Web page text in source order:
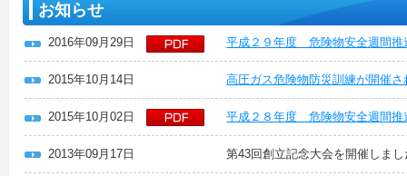
お知らせ
2016年09月29日 平成２９年度 危険物安全週間推
2015年10月14日 高圧ガス危険物防災訓練が開催さ
2015年10月02日 平成２８年度 危険物安全週間推
2013年09月17日 第43回創立記念大会を開催しま